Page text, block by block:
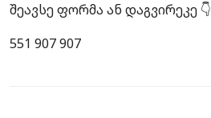
შეავსე ფორმა ან დაგვირეკე 👇
551 907 907